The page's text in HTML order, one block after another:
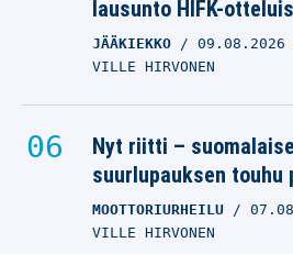
lausunto HIFK-
JÄÄKIEKKO 09.08.2026
VILLE HIRVONEN
Nyt riitti –
suurlupauksen
MOOTTORIURHEILU
VILLE HIRVONEN